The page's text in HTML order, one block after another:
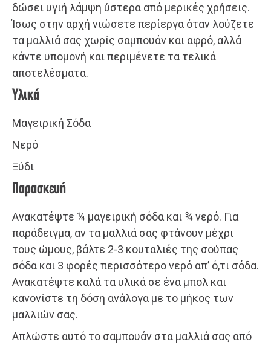
δώσει υγιή λάμψη ύστερα από μερικές χρήσεις.
Ίσως στην αρχή νιώσετε περίεργα όταν λούζετε
τα μαλλιά σας χωρίς σαμπουάν και αφρό, αλλά
κάντε υπομονή και περιμένετε τα τελικά
αποτελέσματα.
Υλικά
Μαγειρική Σόδα
Νερό
Ξύδι
Παρασκευή
Ανακατέψτε ¼ μαγειρική σόδα και ¾ νερό. Για
παράδειγμα, αν τα μαλλιά σας φτάνουν μέχρι
τους ώμους, βάλτε 2-3 κουταλιές της σούπας
σόδα και 3 φορές περισσότερο νερό απ’ ό,τι σόδα.
Ανακατέψτε καλά τα υλικά σε ένα μπολ και
κανονίστε τη δόση ανάλογα με το μήκος των
μαλλιών σας.
Απλώστε αυτό το σαμπουάν στα μαλλιά σας από